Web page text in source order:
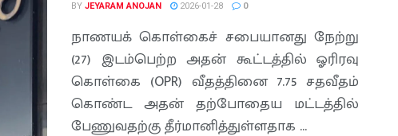
BY JEYARAM ANOJAN 2026-01-28 0
நாணயக் கொள்கைச் சபையானது நேற்று
(27) இடம்பெற்ற அதன் கூட்டத்தில் ஓரிரவு
கொள்கை (OPR) வீதத்தினை 7.75 சதவீதம்
கொண்ட அதன் தற்போதைய மட்டத்தில்
பேணுவதற்கு தீர்மானித்துள்ளதாக ...